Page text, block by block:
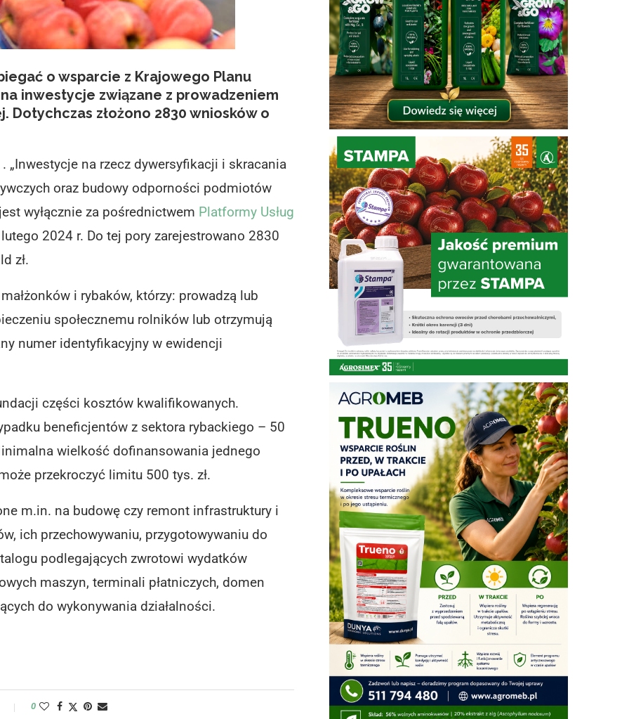
o wsparcie z Krajowego Planu
inwestycje związane z prowadzeniem
złożono 2830 wniosków o
„Inwestycje na rzecz dywersyfikacji i skracania
oraz budowy odporności podmiotów
wyłącznie za pośrednictwem Platformy Usług
2024 r. Do tej pory zarejestrowano 2830
zł.
i rybaków, którzy: prowadzą lub
społecznemu rolników lub otrzymują
numer identyfikacyjny w ewidencji
części kosztów kwalifikowanych.
beneficjentów z sektora rybackiego – 50
wielkość dofinansowania jednego
przekroczyć limitu 500 tys. zł.
m.in. na budowę czy remont infrastruktury i
ich przechowywaniu, przygotowywaniu do
podlegających zwrotowi wydatków
maszyn, terminali płatniczych, domen
do wykonywania działalności.
0